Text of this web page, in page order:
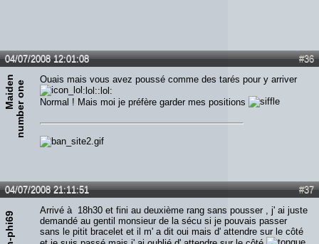
#36
04/07/2008 12:01:08
M
a
i
de
n
n
u
m
b
e
r
o
ne
Ouais mais vous avez poussé comme des tarés pour y arriver
:lol::lol:
Normal ! Mais moi je préfère garder mes positions
#37
04/07/2008 21:11:51
Arrivé à 18h30 et fini au deuxième rang sans pousser , j' ai juste
demandé au gentil monsieur de la sécu si je pouvais passer
sans le pitit bracelet et il m' a dit oui mais d' attendre sur le côté